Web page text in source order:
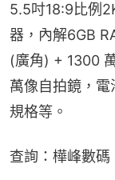
5.5吋18:9比例
器，內解6GB
(廣角) + 1300
萬像自拍鏡，
規格等。
查詢：樺峰數碼